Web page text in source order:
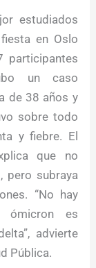
estudiados
en Oslo
participantes
un caso
de 38 años y
sobre todo
y fiebre. El
que no
pero subraya
“No hay
ómicron es
advierte
Pública.